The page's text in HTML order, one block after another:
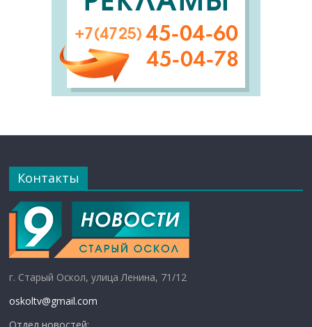
Контакты
г. Старый Оскол, улица Ленина, 71/12
oskoltv@gmail.com